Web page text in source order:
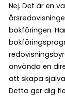
Nej. Det är en
bokföringen.
använda en
att skapa
Detta ger dig